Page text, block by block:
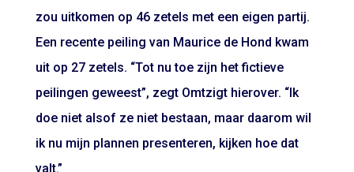
zou uitkomen op 46 zetels met een eigen partij.
Een recente peiling van Maurice de Hond kwam
uit op 27 zetels. “Tot nu toe zijn het fictieve
peilingen geweest”, zegt Omtzigt hierover. “Ik
doe niet alsof ze niet bestaan, maar daarom wil
ik nu mijn plannen presenteren, kijken hoe dat
valt.”